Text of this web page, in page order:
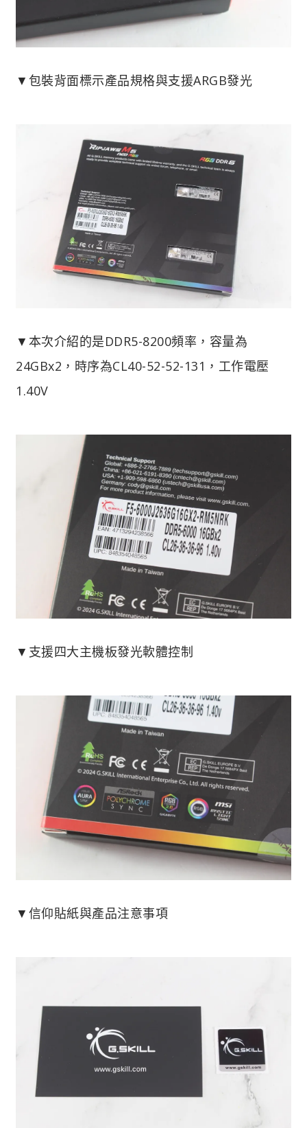
▼包裝背面標示產品規格與支援ARGB發光
▼本次介紹的是DDR5-8200頻率，容量為
24GBx2，時序為CL40-52-52-131，工作電壓
1.40V
▼支援四大主機板發光軟體控制
▼信仰貼紙與產品注意事項